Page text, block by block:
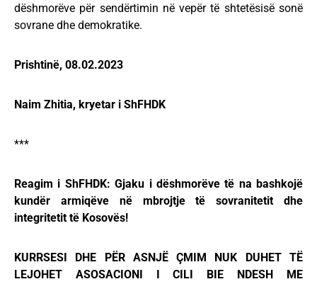
dëshmorëve për sendërtimin në vepër të shtetësisë sonë
sovrane dhe demokratike.
Prishtinë, 08.02.2023
Naim Zhitia, kryetar i ShFHDK
***
Reagim i ShFHDK: Gjaku i dëshmorëve të na bashkojë
kundër armiqëve në mbrojtje të sovranitetit dhe
integritetit të Kosovës!
KURRSESI DHE PËR ASNJË ÇMIM NUK DUHET TË
LEJOHET ASOSACIONI I CILI BIE NDESH ME